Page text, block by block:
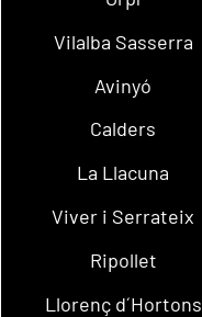
Vilalba Sasserra
Avinyó
Calders
La Llacuna
Viver i Serrateix
Ripollet
Llorenç d´Hortons